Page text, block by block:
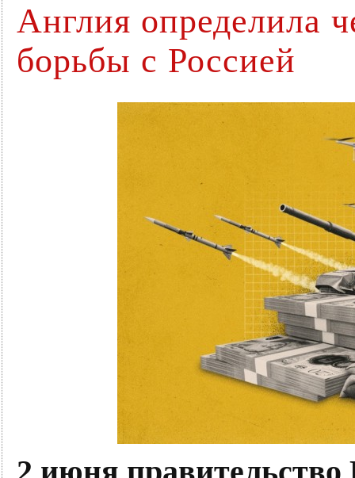
Англия определила
борьбы с Россией